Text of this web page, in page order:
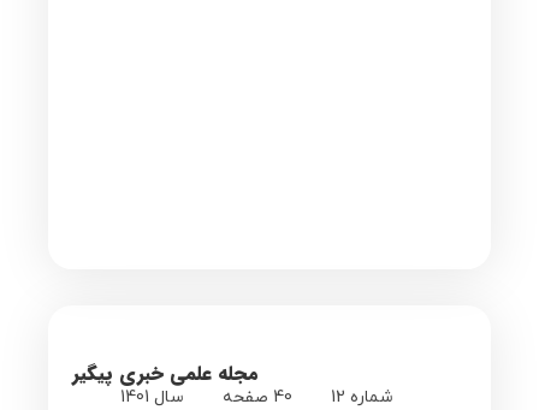
مجله علمی خبری پیگیر
شماره 12 40 صفحه سال 1401